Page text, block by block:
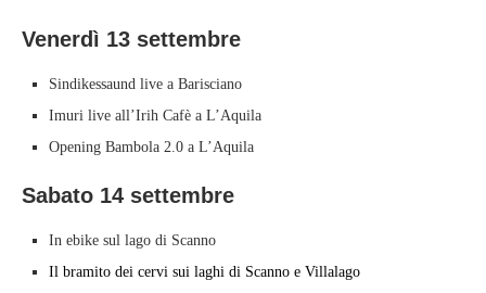
Venerdì 13 settembre
Sindikessaund live a Barisciano
Imuri live all’Irih Cafè a L’Aquila
Opening Bambola 2.0 a L’Aquila
Sabato 14 settembre
In ebike sul lago di Scanno
Il bramito dei cervi sui laghi di Scanno e Villalago